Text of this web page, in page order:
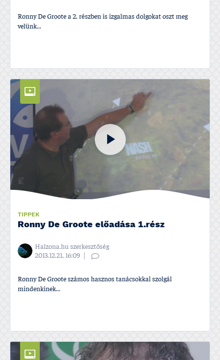
Ronny De Groote a 2. részben is izgalmas dolgokat oszt meg
velünk...
TIPPEK
Ronny De Groote előadása 1.rész
Halzona.hu szerkesztőség
2013.12.21, 16:09
Ronny De Groote számos hasznos tanácsokkal szolgál
mindenkinek...